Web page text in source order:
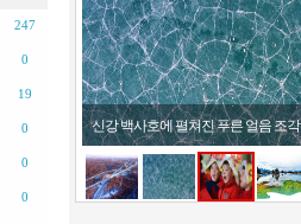
247
0
19
0
0
0
신강 백사호에 펼쳐진 푸른 얼음 조각